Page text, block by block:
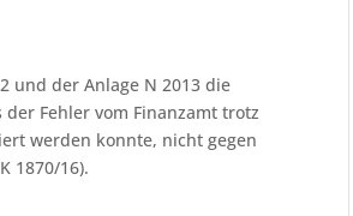
und der Anlage N 2013 die
Fehler vom Finanzamt trotz
werden konnte, nicht gegen
1870/16).